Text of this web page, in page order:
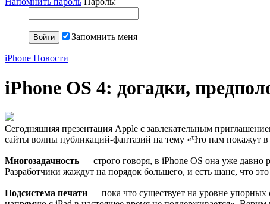
Запомнить меня
iPhone Новости
iPhone OS 4: догадки,
Сегодняшняя презентация Apple с завлекательным
сайты волны публикаций-фантазий на тему «Что нам покажут в
Многозадачность — строго говоря, в iPhone OS она уже
Разработчики жаждут на порядок большего, и есть шанс, что
Подсистема печати — пока что существует на уровне упорных